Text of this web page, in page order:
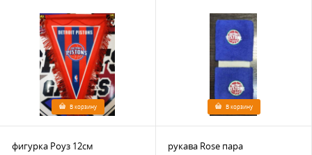
В корзину В корзину
фигурка Роуз 12см рукава Rose пара